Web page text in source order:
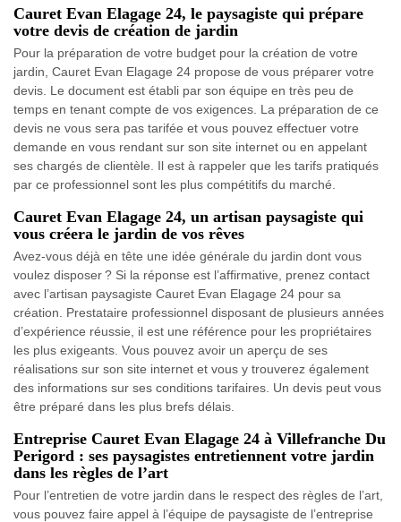
Cauret Evan Elagage 24, le paysagiste qui prépare
votre devis de création de jardin
Pour la préparation de votre budget pour la création de votre
jardin, Cauret Evan Elagage 24 propose de vous préparer votre
devis. Le document est établi par son équipe en très peu de
temps en tenant compte de vos exigences. La préparation de ce
devis ne vous sera pas tarifée et vous pouvez effectuer votre
demande en vous rendant sur son site internet ou en appelant
ses chargés de clientèle. Il est à rappeler que les tarifs pratiqués
par ce professionnel sont les plus compétitifs du marché.
Cauret Evan Elagage 24, un artisan paysagiste qui
vous créera le jardin de vos rêves
Avez-vous déjà en tête une idée générale du jardin dont vous
voulez disposer ? Si la réponse est l’affirmative, prenez contact
avec l’artisan paysagiste Cauret Evan Elagage 24 pour sa
création. Prestataire professionnel disposant de plusieurs années
d’expérience réussie, il est une référence pour les propriétaires
les plus exigeants. Vous pouvez avoir un aperçu de ses
réalisations sur son site internet et vous y trouverez également
des informations sur ses conditions tarifaires. Un devis peut vous
être préparé dans les plus brefs délais.
Entreprise Cauret Evan Elagage 24 à Villefranche Du
Perigord : ses paysagistes entretiennent votre jardin
dans les règles de l’art
Pour l’entretien de votre jardin dans le respect des règles de l’art,
vous pouvez faire appel à l’équipe de paysagiste de l’entreprise